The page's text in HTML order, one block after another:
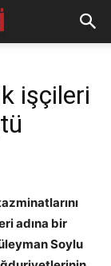
işçileri
adına bir
Soylu